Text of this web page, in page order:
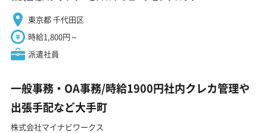
東京都 千代田区
時給1,800円～
派遣社員
一般事務・OA事務/時給1900円社内クレカ管理や
出張手配など大手町
株式会社マイナビワークス